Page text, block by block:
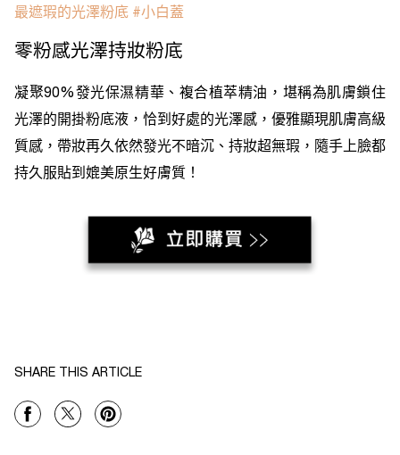
最遮瑕的光澤粉底 #小白蓋
零粉感光澤持妝粉底
凝聚90%發光保濕精華、複合植萃精油，堪稱為肌膚鎖住
光澤的開掛粉底液，恰到好處的光澤感，優雅顯現肌膚高級
質感，帶妝再久依然發光不暗沉、持妝超無瑕，隨手上臉都
持久服貼到媲美原生好膚質！
SHARE THIS ARTICLE
Share On Facebook
Share On Twitter
Share On Pinterest